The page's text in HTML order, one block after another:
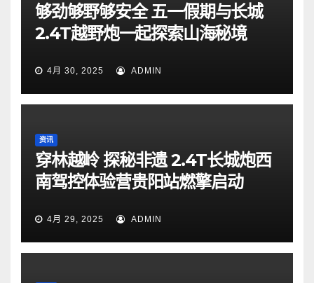
够劲够野够安全 五一假期与长城
2.4T越野炮一起探索山海秘境
4月 30, 2025 ADMIN
资讯
穿林越岭 探秘非遗 2.4T长城炮西
南驾控体验营贵阳站燃擎启动
4月 29, 2025 ADMIN